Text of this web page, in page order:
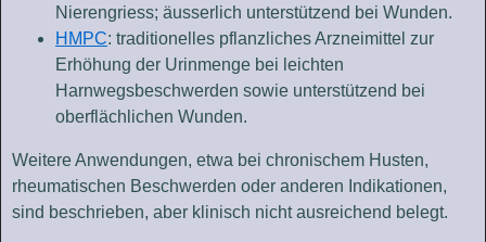
Nierengriess; äusserlich unterstützend bei Wunden.
HMPC: traditionelles pflanzliches Arzneimittel zur
Erhöhung der Urinmenge bei leichten
Harnwegsbeschwerden sowie unterstützend bei
oberflächlichen Wunden.
Weitere Anwendungen, etwa bei chronischem Husten,
rheumatischen Beschwerden oder anderen Indikationen,
sind beschrieben, aber klinisch nicht ausreichend belegt.